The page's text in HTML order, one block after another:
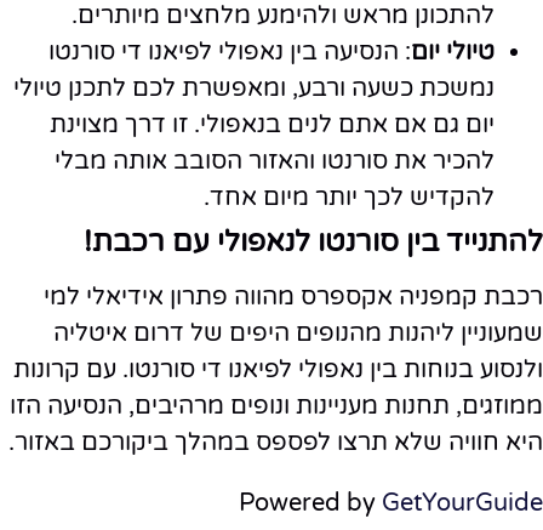
להתכונן מראש ולהימנע מלחצים מיותרים.
טיולי יום: הנסיעה בין נאפולי לפיאנו די סורנטו
נמשכת כשעה ורבע, ומאפשרת לכם לתכנן טיולי
יום גם אם אתם לנים בנאפולי. זו דרך מצוינת
להכיר את סורנטו והאזור הסובב אותה מבלי
להקדיש לכך יותר מיום אחד.
להתנייד בין סורנטו לנאפולי עם רכבת!
רכבת קמפניה אקספרס מהווה פתרון אידיאלי למי
שמעוניין ליהנות מהנופים היפים של דרום איטליה
ולנסוע בנוחות בין נאפולי לפיאנו די סורנטו. עם קרונות
ממוזגים, תחנות מעניינות ונופים מרהיבים, הנסיעה הזו
היא חוויה שלא תרצו לפספס במהלך ביקורכם באזור.
Powered by GetYourGuide